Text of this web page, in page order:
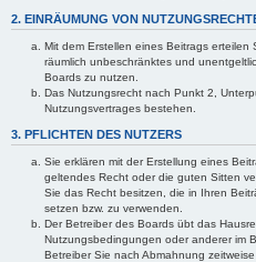
2. EINRÄUMUNG VON
Mit dem Erstellen eines Beitrags
räumlich unbeschränktes und
Boards zu nutzen.
Das Nutzungsrecht nach Punkt 2,
Nutzungsvertrages bestehen.
3. PFLICHTEN DES NUTZERS
Sie erklären mit der Erstellung eines
geltendes Recht oder die guten Sitten
Sie das Recht besitzen, die in Ihren
setzen bzw. zu verwenden.
Der Betreiber des Boards übt das
Nutzungsbedingungen oder anderer im
Betreiber Sie nach Abmahnung